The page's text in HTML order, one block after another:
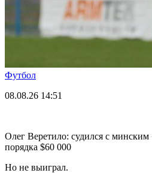
Футбол
08.08.26 14:51
Олег Веретило: судился с
порядка $60 000
Но не выиграл.